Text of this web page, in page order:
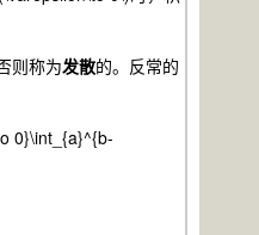
则称为发散的。反常的
0}\int_{a}^{b-